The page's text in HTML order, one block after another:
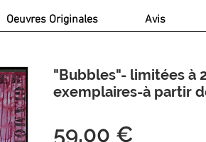
Oeuvres Originales Avis
"Bubbles"- limitées à
exemplaires-à partir
59,00 €